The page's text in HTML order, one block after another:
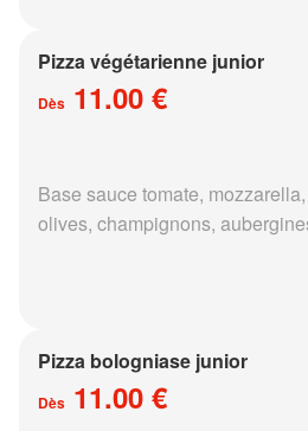
Pizza végétarienne junior
Dès 11.00 €
Base sauce tomate,
olives, champignons,
Pizza bologniase junior
Dès 11.00 €